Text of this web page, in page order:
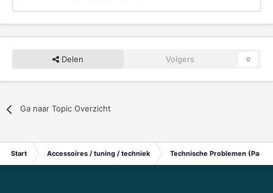
Delen Volgers 0
Ga naar Topic Overzicht
Start Accessoires / tuning / techniek Technische Problemen